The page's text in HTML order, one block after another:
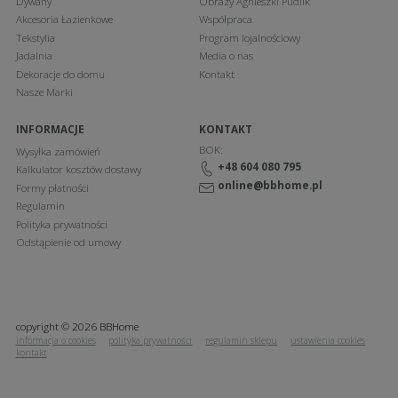
gwarantuje najwyższej jakości drewno.
Jeśli planujesz większy remont lub dopiero urządzasz nowe
mieszkanie, meble z naszych kolekcji pomogą w jego gustownym
wyposażeniu. Zapoznaj się z naszą ofertą i zamów meble pasujące
stylem wykonania do przyjętej koncepcji aranżacji wnętrza
Akcesoria Łazienkowe
Tekstylia
Jadalnia
Dekoracje do domu
Nasze Marki
Współpraca
Program lojalnościowy
Media o nas
Kontakt
INFORMACJE
Wysyłka zamówień
Kalkulator kosztów dostawy
Formy płatności
Regulamin
Polityka prywatności
Odstąpienie od umowy
KONTAKT
BOK:
+48 604 080 795
online@bbhome.pl
copyright © 2026 BBHome
informacja o cookies polityka prywatności regulamin sklepu
ustawienia cookies
kontakt